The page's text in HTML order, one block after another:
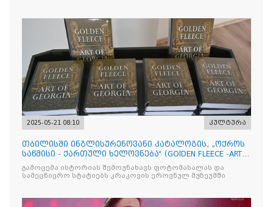
2025-05-21 08:10 კულტურა
თბილისში ინგლისურენოვანი კატალოგის, „ოქროს
საწმისი - ქართული ხელოვნება“ (GOlDEN FLEECE -ART
OF GEORG
გამოცემა ისტორიას შემოუნახავს ფოტომასალას და
სამეცნიერო სტატიებს კრაკოვის ეროვნულ მუზეუმში